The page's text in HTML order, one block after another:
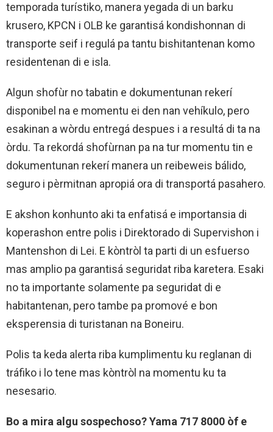
temporada turístiko, manera yegada di un barku
krusero, KPCN i OLB ke garantisá kondishonnan di
transporte seif i regulá pa tantu bishitantenan komo
residentenan di e isla.
Algun shofùr no tabatin e dokumentunan rekerí
disponibel na e momentu ei den nan vehíkulo, pero
esakinan a wòrdu entregá despues i a resultá di ta na
òrdu. Ta rekordá shofùrnan pa na tur momentu tin e
dokumentunan rekerí manera un reibeweis bálido,
seguro i pèrmitnan apropiá ora di transportá pasahero.
E akshon konhunto aki ta enfatisá e importansia di
koperashon entre polis i Direktorado di Supervishon i
Mantenshon di Lei. E kòntròl ta parti di un esfuerso
mas amplio pa garantisá seguridat riba karetera. Esaki
no ta importante solamente pa seguridat di e
habitantenan, pero tambe pa promové e bon
eksperensia di turistanan na Boneiru.
Polis ta keda alerta riba kumplimentu ku reglanan di
tráfiko i lo tene mas kòntròl na momentu ku ta
nesesario.
Bo a mira algu sospechoso? Yama 717 8000 òf e